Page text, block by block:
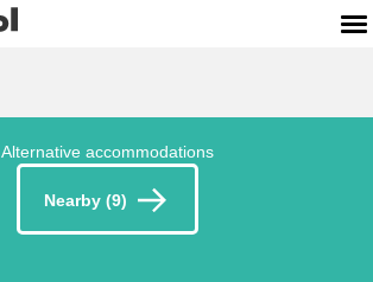
Alternative accommodations
Nearby (9)